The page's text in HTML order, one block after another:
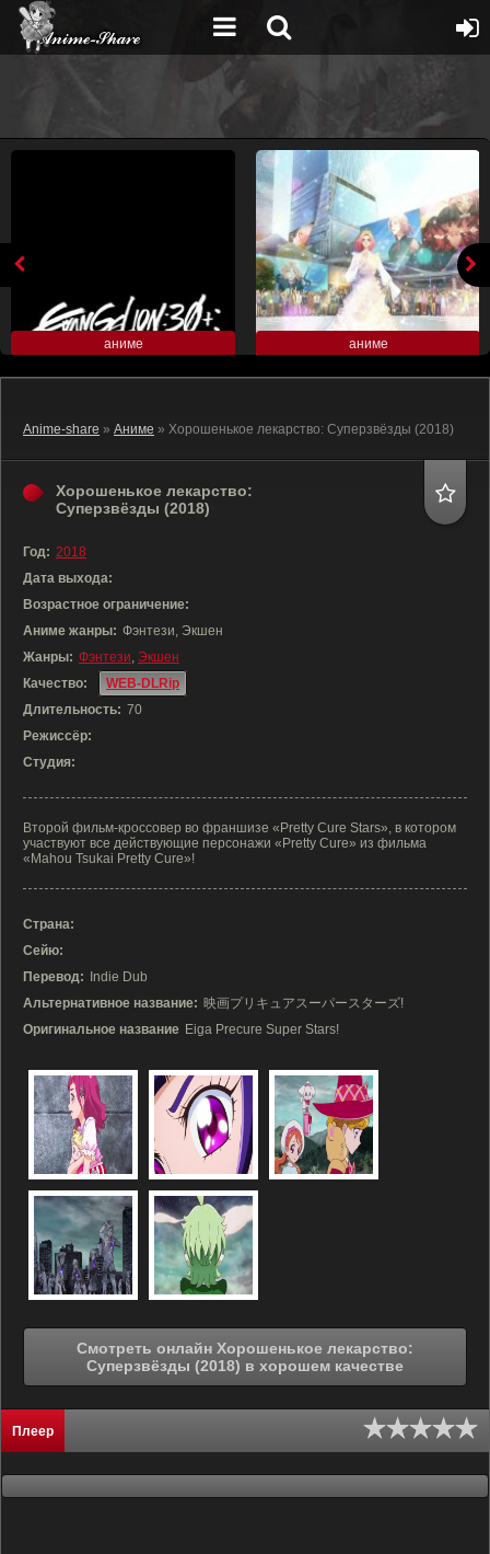
аниме аниме
Anime-share » Аниме » Хорошенькое лекарство: Суперзвёзды (2018)
Хорошенькое лекарство:
Суперзвёзды (2018)
Год: 2018
Дата выхода:
Возрастное ограничение:
Аниме жанры: Фэнтези, Экшен
Жанры: Фэнтези, Экшен
Качество:
WEB-DLRip
Длительность: 70
Режиссёр:
Студия:
Второй фильм-кроссовер во франшизе «Pretty Cure Stars», в котором
участвуют все действующие персонажи «Pretty Cure» из фильма
«Mahou Tsukai Pretty Cure»!
Страна:
Сейю:
Перевод:
Indie Dub
Альтернативное название: 映画プリキュアスーパースターズ!
Оригинальное название Eiga Precure Super Stars!
Смотреть онлайн Хорошенькое лекарство:
Суперзвёзды (2018) в хорошем качестве
Плеер